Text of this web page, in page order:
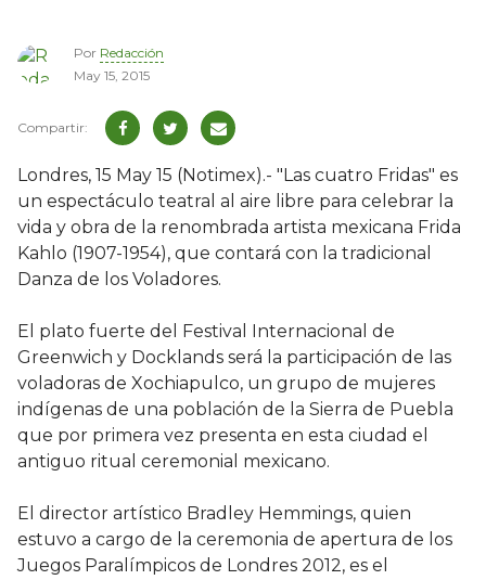
Por Redacción
May 15, 2015
Londres, 15 May 15 (Notimex).- "Las cuatro Fridas" es
un espectáculo teatral al aire libre para celebrar la
vida y obra de la renombrada artista mexicana Frida
Kahlo (1907-1954), que contará con la tradicional
Danza de los Voladores.
El plato fuerte del Festival Internacional de
Greenwich y Docklands será la participación de las
voladoras de Xochiapulco, un grupo de mujeres
indígenas de una población de la Sierra de Puebla
que por primera vez presenta en esta ciudad el
antiguo ritual ceremonial mexicano.
El director artístico Bradley Hemmings, quien
estuvo a cargo de la ceremonia de apertura de los
Juegos Paralímpicos de Londres 2012, es el